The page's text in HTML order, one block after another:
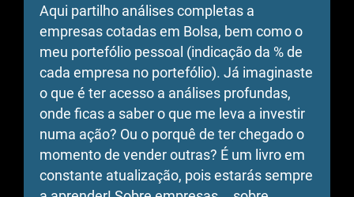
Aqui partilho análises completas a
empresas cotadas em Bolsa, bem como o
meu portefólio pessoal (indicação da % de
cada empresa no portefólio). Já imaginaste
o que é ter acesso a análises profundas,
onde ficas a saber o que me leva a investir
numa ação? Ou o porquê de ter chegado o
momento de vender outras? É um livro em
constante atualização, pois estarás sempre